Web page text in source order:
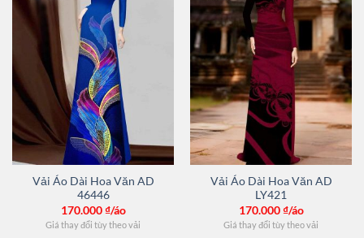
Vải Áo Dài Hoa Văn AD
46446
170.000₫/áo
Giá thay đổi tùy theo vải
Vải Áo Dài Hoa Văn AD
LY421
170.000₫/áo
Giá thay đổi tùy theo vải